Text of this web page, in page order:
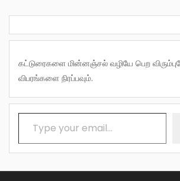
கட்டுரைகளை மின்னஞ்சல் வழியே பெற விரும்புவோர், கீழ்க்காணும்
விபரங்களை நிரப்பவும்.
Type your email…